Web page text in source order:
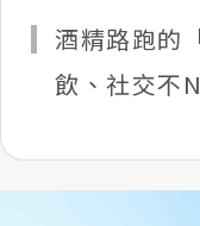
酒精路跑的
飲、社交不